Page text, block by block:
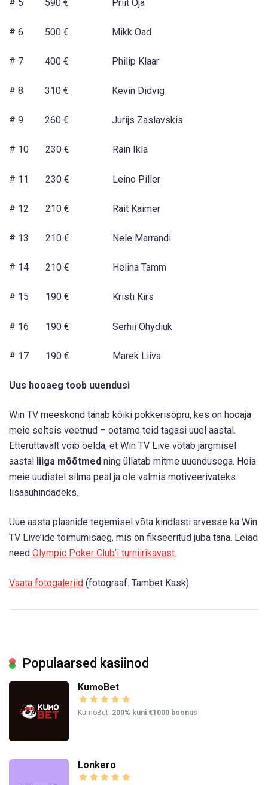
# 5 590 € Priit Oja
# 6 500 € Mikk Oad
# 7 400 € Philip Klaar
# 8 310 € Kevin Didvig
# 9 260 € Jurijs Zaslavskis
# 10 230 € Rain Ikla
# 11 230 € Leino Piller
# 12 210 € Rait Kaimer
# 13 210 € Nele Marrandi
# 14 210 € Helina Tamm
# 15 190 € Kristi Kirs
# 16 190 € Serhii Ohydiuk
# 17 190 € Marek Liiva
Uus hooaeg toob uuendusi
Win TV meeskond tänab kõiki pokkerisõpru, kes on hooaja
meie seltsis veetnud – ootame teid tagasi uuel aastal.
Etteruttavalt võib öelda, et Win TV Live võtab järgmisel
aastal liiga mõõtmed ning üllatab mitme uuendusega. Hoia
meie uudistel silma peal ja ole valmis motiveerivateks
lisaauhindadeks.
Uue aasta plaanide tegemisel võta kindlasti arvesse ka Win
TV Live’ide toimumisaeg, mis on fikseeritud juba täna. Leiad
need Olympic Poker Club’i turniirikavast.
Vaata fotogaleriid (fotograaf: Tambet Kask).
Populaarsed kasiinod
KumoBet
KumoBet: 200% kuni €1000 boonus
Lonkero